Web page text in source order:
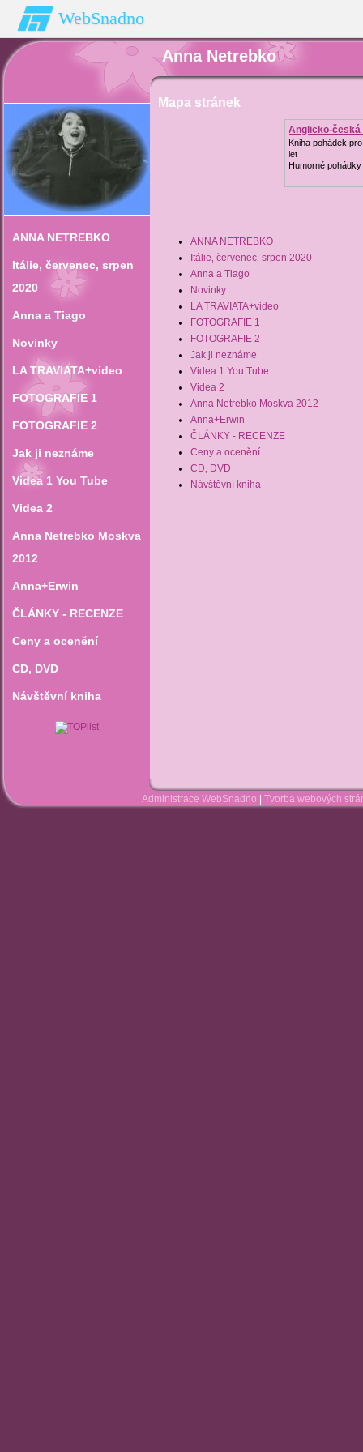
WebSnadno
Anna Netrebko
ANNA NETREBKO
Itálie‚ červenec‚ srpen
2020
Anna a Tiago
Novinky
LA TRAVIATA+video
FOTOGRAFIE 1
FOTOGRAFIE 2
Jak ji neznáme
Videa 1 You Tube
Videa 2
Anna Netrebko Moskva
2012
Anna+Erwin
ČLÁNKY - RECENZE
Ceny a ocenění
CD‚ DVD
Návštěvní kniha
Mapa stránek
Anglicko-
Kniha pohádek
let
Humorné
ANNA NETREBKO
Itálie‚ červenec‚ srpen 2020
Anna a Tiago
Novinky
LA TRAVIATA+video
FOTOGRAFIE 1
FOTOGRAFIE 2
Jak ji neznáme
Videa 1 You Tube
Videa 2
Anna Netrebko Moskva 2012
Anna+Erwin
ČLÁNKY - RECENZE
Ceny a ocenění
CD‚ DVD
Návštěvní kniha
Administrace WebSnadno Tvorba webových